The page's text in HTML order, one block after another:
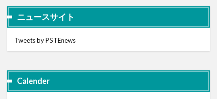
ニュースサイト
Tweets by PSTEnews
Calender